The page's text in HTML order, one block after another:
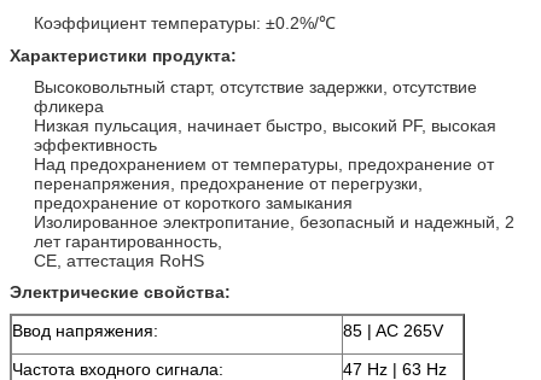
Коэффициент температуры: ±0.2%/℃
Характеристики продукта:
Высоковольтный старт, отсутствие задержки, отсутствие
фликера
Низкая пульсация, начинает быстро, высокий PF, высокая
эффективность
Над предохранением от температуры, предохранение от
перенапряжения, предохранение от перегрузки,
предохранение от короткого замыкания
Изолированное электропитание, безопасный и надежный, 2
лет гарантированность,
CE, аттестация RoHS
Электрические свойства:
Ввод напряжения:
85 | AC 265V
Частота входного сигнала:
47 Hz | 63 Hz